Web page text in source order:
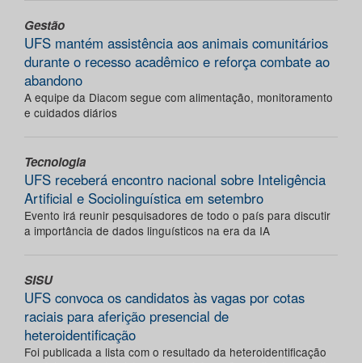
Gestão
UFS mantém assistência aos animais comunitários
durante o recesso acadêmico e reforça combate ao
abandono
A equipe da Diacom segue com alimentação, monitoramento
e cuidados diários
Tecnologia
UFS receberá encontro nacional sobre Inteligência
Artificial e Sociolinguística em setembro
Evento irá reunir pesquisadores de todo o país para discutir
a importância de dados linguísticos na era da IA
SISU
UFS convoca os candidatos às vagas por cotas
raciais para aferição presencial de
heteroidentificação
Foi publicada a lista com o resultado da heteroidentificação